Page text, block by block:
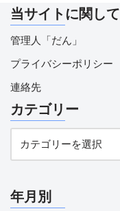
当サイトに関して
管理人「だん」
プライバシーポリシー
連絡先
カテゴリー
年月別